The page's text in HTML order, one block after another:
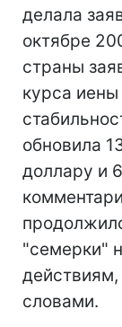
делала
октябре
страны
курса
обновила
доллару и
"семерки"
словами.